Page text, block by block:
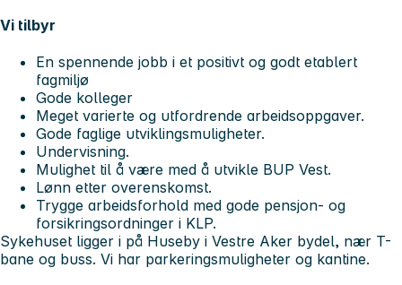
Vi tilbyr
En spennende jobb i et positivt og godt etablert
fagmiljø
Gode kolleger
Meget varierte og utfordrende arbeidsoppgaver.
Gode faglige utviklingsmuligheter.
Undervisning.
Mulighet til å være med å utvikle BUP Vest.
Lønn etter overenskomst.
Trygge arbeidsforhold med gode pensjon- og
forsikringsordninger i KLP.
Sykehuset ligger i på Huseby i Vestre Aker bydel, nær T-
bane og buss. Vi har parkeringsmuligheter og kantine.